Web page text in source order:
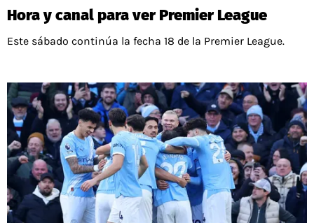
Hora y canal para ver Premier League
Este sábado continúa la fecha 18 de la Premier League.